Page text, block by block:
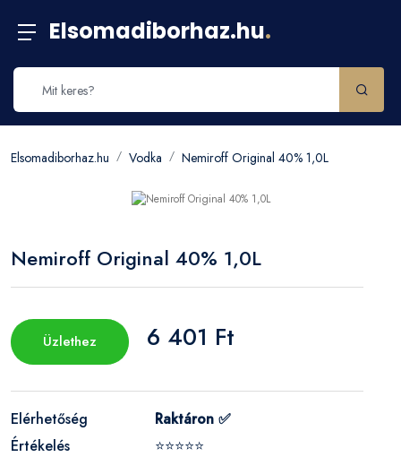
Elsomadiborhaz.hu.
Elsomadiborhaz.hu Vodka Nemiroff Original 40% 1,0L
Nemiroff Original 40% 1,0L
Üzlethez 6 401 Ft
Elérhetőség
Raktáron ✅
Értékelés
⭐⭐⭐⭐⭐